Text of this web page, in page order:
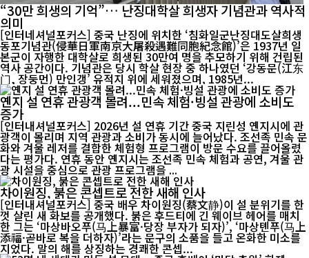
“30만 희생의 기억”… 난징대학살 희생자 기념관과 역사적
의미
[인터네셔널포커스] 중국 난징에 위치한 ‘침화일군난징대도살희생
동포기념관(侵華日軍南京大屠殺遇難同胞紀念館)’은 1937년 일
본군이 자행한 대학살로 희생된 30만여 명을 추모하기 위해 건립된
역사 공간이다. 기념관은 당시 학살 현장 중 하나였던 ‘강동문(江东
门, 장둥먼) 만인갱’ 유적지 위에 세워졌으며, 1985년...
옌지 설 연휴 관광객 몰려...민속 체험·빙설 관광에 소비도
증가
[인터내셔널포커스] 2026년 설 연휴 기간 중국 지린성 옌지시에 관
광객이 몰리며 지역 관광과 소비가 동시에 늘어났다. 조선족 민속 문
화와 겨울 레저를 결합한 체험형 프로그램이 방문 수요를 끌어올렸
다는 평가다. 연휴 동안 옌지시는 조선족 민속 체험과 공연, 겨울 관
광 시설을 중심으로 관광 프로그램을 ...
차이원징, 붉은 콘셉트로 전한 새해 인사
[인터내셔널포커스] 중국 배우 차이원징(蔡文静)이 설 분위기를 한
껏 살린 새 화보를 공개했다. 붉은 후드티에 긴 웨이브 헤어를 매치
한 그는 ‘마상바오푸(马上暴富·당장 부자가 되자)’, ‘마상톈푸(马上
添福·곧바로 복을 더하자)’라는 문구의 소품을 들고 온화한 미소를
지었다. 말의 해를 상징하는 경쾌한 콘셉...